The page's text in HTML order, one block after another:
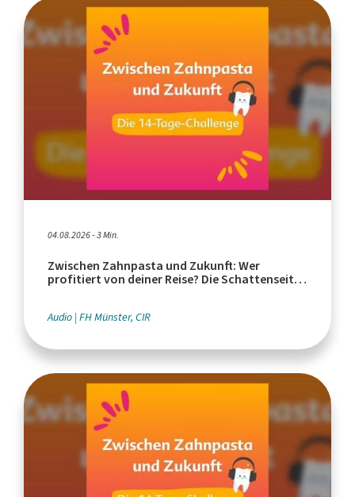
04.08.2026 - 3 Min.
Zwischen Zahnpasta und Zukunft: Wer
profitiert von deiner Reise? Die Schattenseiten
Audio FH Münster, CIR